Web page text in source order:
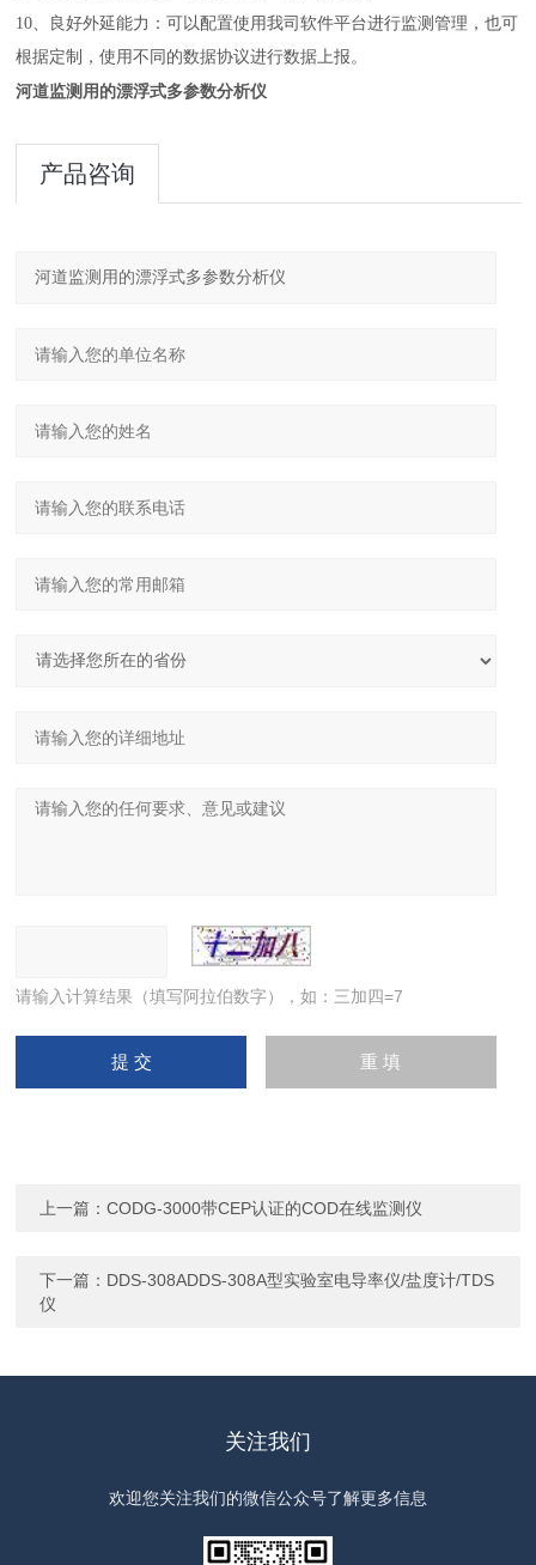
10、良好外延能力：可以配置使用我司软件平台进行监测管理，也可
根据定制，使用不同的数据协议进行数据上报。
河道监测用的漂浮式多参数分析仪
产品咨询
请输入计算结果（填写阿拉伯数字），如：三加四=7
上一篇：CODG-3000带CEP认证的COD在线监测仪
下一篇： DDS-308ADDS-308A型实验室电导率仪/盐度计/TDS
仪
关注我们
欢迎您关注我们的微信公众号了解更多信息